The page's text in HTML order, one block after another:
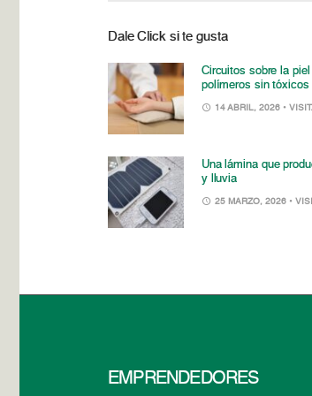
Dale Click si te gusta
Circuitos sobre la
polímeros sin tóxicos
14 ABRIL, 2026 •
Una lámina que
y lluvia
25 MARZO, 2026 •
EMPRENDEDORES